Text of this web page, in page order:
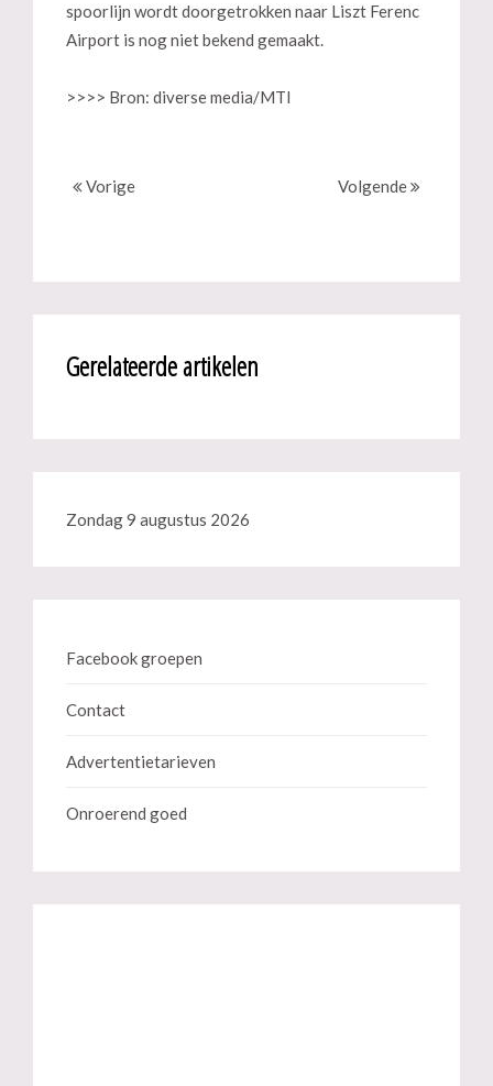
spoorlijn wordt doorgetrokken naar Liszt Ferenc
Airport is nog niet bekend gemaakt.
>>>> Bron: diverse media/MTI
Vorige Volgende
Gerelateerde artikelen
Zondag 9 augustus 2026
Facebook groepen
Contact
Advertentietarieven
Onroerend goed